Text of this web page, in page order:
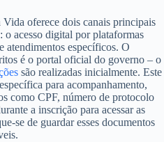
oferece dois canais principais
o acesso digital por plataformas
atendimentos específicos. O
é o portal oficial do governo – o
são realizadas inicialmente. Este
para acompanhamento,
como CPF, número de protocolo
a inscrição para acessar as
se de guardar esses documentos